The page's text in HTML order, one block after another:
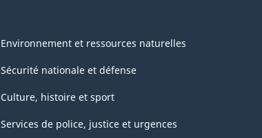
Environnement et ressources naturelles
Sécurité nationale et défense
Culture, histoire et sport
Services de police, justice et urgences